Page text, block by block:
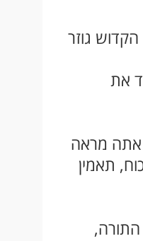
גוזר
את
אתה מראה
תאמין